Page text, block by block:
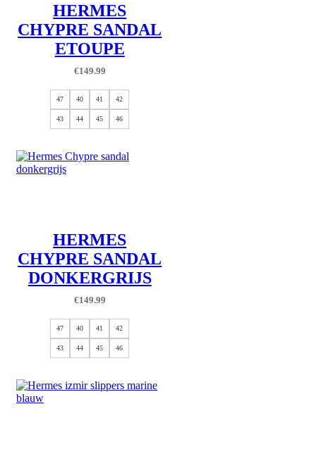
HERMES
CHYPRE SANDAL
ETOUPE
€149.99
47 40 41 42
43 44 45 46
HERMES
CHYPRE SANDAL
DONKERGRIJS
€149.99
47 40 41 42
43 44 45 46